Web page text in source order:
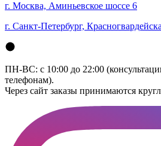
г. Москва, Аминьевское шоссе 6
г. Санкт-Петербург,
ПН-ВС: с 10:00 до 22:00
телефонам).
Через сайт заказы принимаются